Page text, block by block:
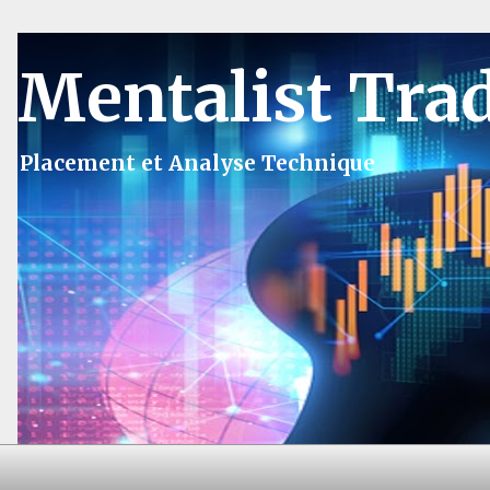
Mentalist
Placement et Analyse Technique